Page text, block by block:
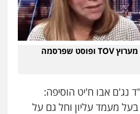
זהבה גור צילום מסך מערוץ TOV ופוסט שפרסמה
נג'ם אבו ח'יט הוסיפה:
מעמד עליון וחל גם על